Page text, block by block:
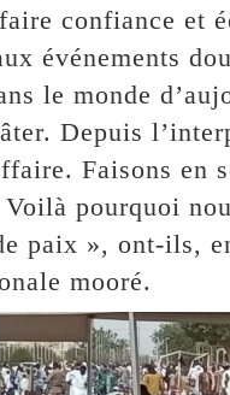
confiance et
événements
le monde
Depuis
Faisons en
pourquoi
paix », ont-ils,
mooré.